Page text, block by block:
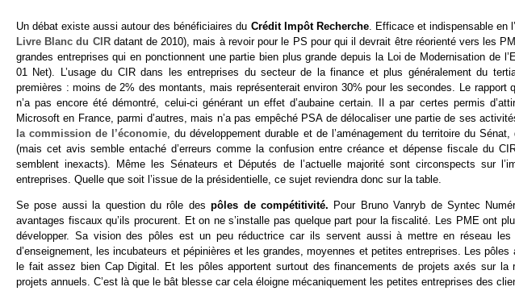
Un débat existe aussi autour des bénéficiaires du Crédit Impôt Recherche. Efficace et indispensable en
Livre Blanc du CIRdatant de 2010), mais à revoir pour le PS pour qui il devrait être réorienté vers les
grandes entreprises qui en ponctionnent une partie bien plus grande depuis la Loi de Modernisation de
01 Net). L’usage du CIR dans les entreprises du secteur de la finance et plus généralement du
premières : moins de 2% des montants, mais représenterait environ 30% pour les secondes. Le rapport
n’a pas encore été démontré, celui-ci générant un effet d’aubaine certain. Il a par certes permis
Microsoft en France, parmi d’autres, mais n’a pas empêché PSA de délocaliser une partie de ses
la commission de l’économie , du développement durable et de l’aménagement du territoire du
(mais cet avis semble entaché d’erreurs comme la confusion entre créance et dépense fiscale du
semblent inexacts). Même les Sénateurs et Députés de l’actuelle majorité sont circonspects sur
entreprises. Quelle que soit l’issue de la présidentielle, ce sujet reviendra donc sur la table.
Se pose aussi la question du rôle despôles de compétitivité. Pour Bruno Vanryb de Syntec
avantages fiscaux qu’ils procurent. Et on ne s’installe pas quelque part pour la fiscalité. Les PME ont
développer. Sa vision des pôles est un peu réductrice car ils servent aussi à mettre en réseau les
d’enseignement, les incubateurs et pépinières et les grandes, moyennes et petites entreprises. Les
le fait assez bien Cap Digital. Et les pôles apportent surtout des financements de projets axés sur la
projets annuels. C’est là que le bât blesse car cela éloigne mécaniquement les petites entreprises des